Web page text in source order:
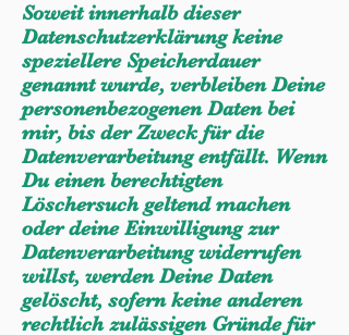
Soweit innerhalb dieser
Datenschutzerklärung keine
speziellere Speicherdauer
genannt wurde, verbleiben Deine
personenbezogenen Daten bei
mir, bis der Zweck für die
Datenverarbeitung entfällt. Wenn
Du einen berechtigten
Löschersuch geltend machen
oder deine Einwilligung zur
Datenverarbeitung widerrufen
willst, werden Deine Daten
gelöscht, sofern keine anderen
rechtlich zulässigen Gründe für